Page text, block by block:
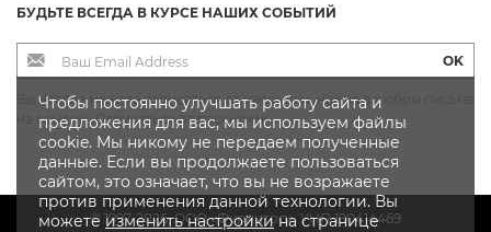
БУДЬТЕ ВСЕГДА В КУРСЕ НАШИХ СОБЫТИЙ
OK
Вы всегда можете отписаться от рассылки, нажав в любом письме
на ссылку «Отписаться от рассылки»
© 1997-2026, OOO «Фурнитоп», УНП 190414469
Чтобы постоянно улучшать работу сайта и
предложения для вас, мы используем файлы
cookie. Мы никому не передаем полученные
данные. Если вы продолжаете пользоваться
сайтом, это означает, что вы не возражаете
против применения данной технологии. Вы
можетеизменить настройкина странице